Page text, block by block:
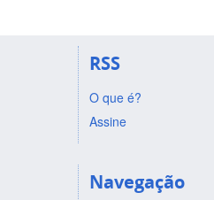
RSS
O que é?
Assine
Navegação